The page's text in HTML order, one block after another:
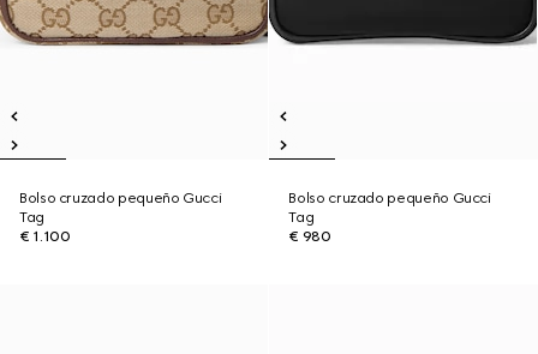
Bolso cruzado pequeño Gucci
Tag
€ 1.100
Bolso cruzado pequeño Gucci
Tag
€ 980